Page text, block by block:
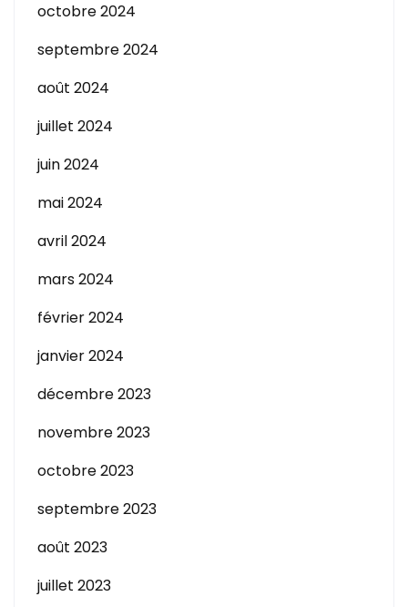
octobre 2024
septembre 2024
août 2024
juillet 2024
juin 2024
mai 2024
avril 2024
mars 2024
février 2024
janvier 2024
décembre 2023
novembre 2023
octobre 2023
septembre 2023
août 2023
juillet 2023